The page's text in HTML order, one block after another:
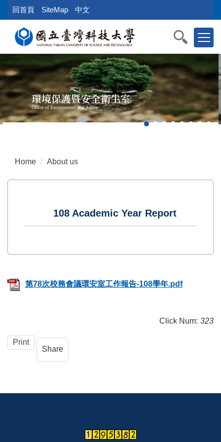
Jump
to
main
content
block
回首頁 SiteMap 中文
環境保護暨安全衛生室
Office of Environment and Safety
Home About us
108 Academic Year Report
第78次校務會議環安室工作報告-108學年.pdf
Click Num: 323
Print
Share